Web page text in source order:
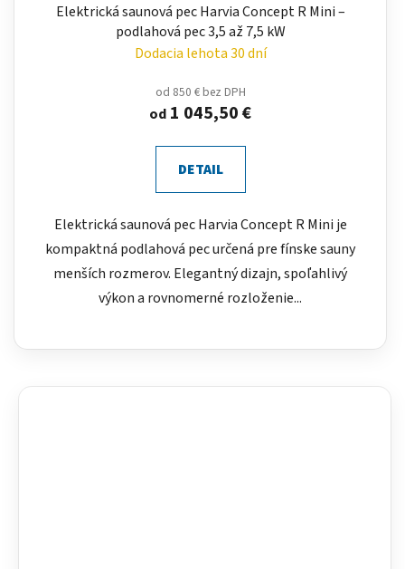
Elektrická saunová pec Harvia Concept R Mini –
podlahová pec 3,5 až 7,5 kW
Dodacia lehota 30 dní
od 850 € bez DPH
od 1 045,50 €
DETAIL
Elektrická saunová pec Harvia Concept R Mini je
kompaktná podlahová pec určená pre fínske sauny
menších rozmerov. Elegantný dizajn, spoľahlivý
výkon a rovnomerné rozloženie...